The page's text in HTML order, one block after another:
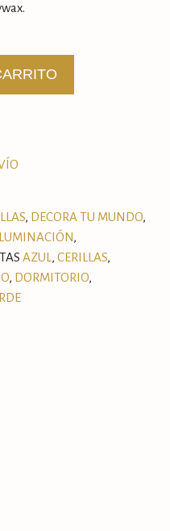
, DECORA TU MUNDO,
,
AZUL , CERILLAS,
, DORMITORIO,